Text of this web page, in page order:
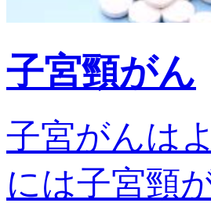
子宮頸がん
子宮がんは
には子宮頸